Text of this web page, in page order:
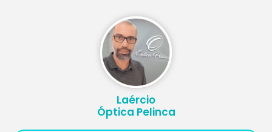
Laércio
Óptica Pelinca